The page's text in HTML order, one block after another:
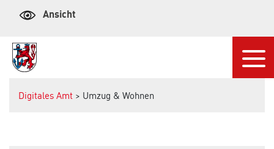
Ansicht
Digitales Amt > Umzug & Wohnen